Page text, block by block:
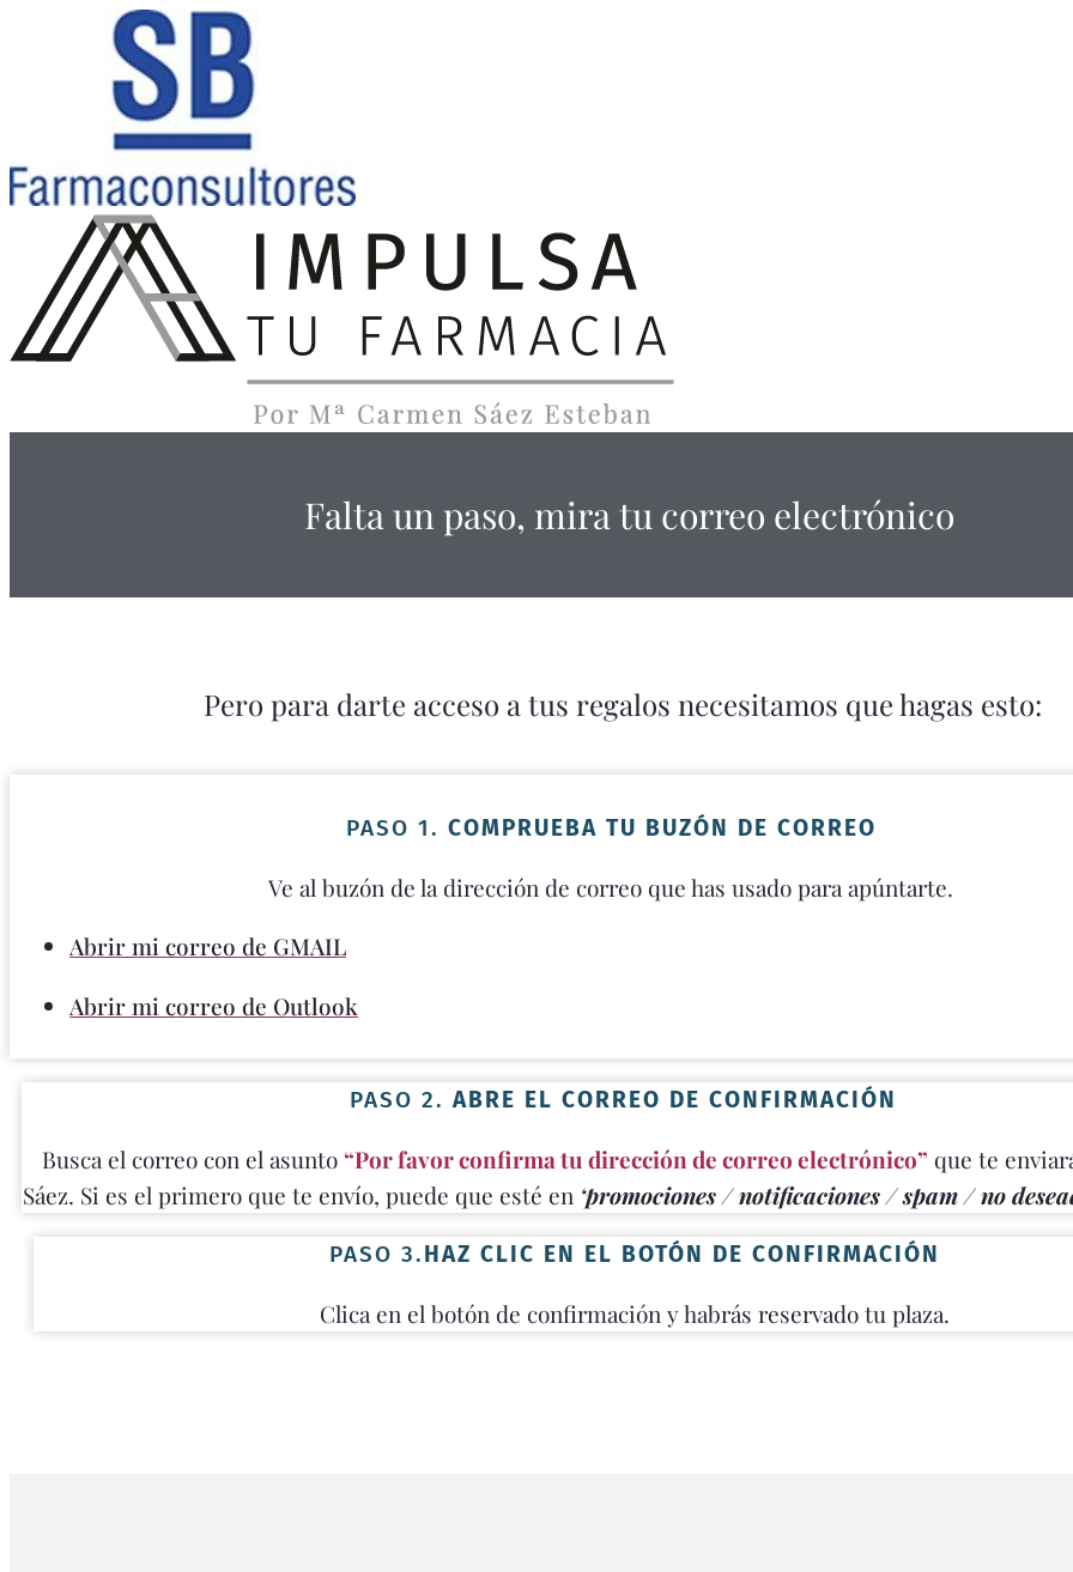
Falta un paso, mira tu correo electrónico
Pero para darte acceso a tus regalos necesitamos que hagas esto:
PASO 1. COMPRUEBA TU BUZÓN DE CORREO
Ve al buzón de la dirección de correo que has usado para apúntarte.
Abrir mi correo de GMAIL
Abrir mi correo de Outlook
PASO 2.ABRE EL CORREO DE CONFIRMACIÓN
Busca el correo con el asunto“Por favor confirma tu dirección de correo electrónico” que te
Sáez. Si es el primero que te envío, puede que esté en ‘promociones / notificaciones / spam / no
PASO 3.HAZ CLIC EN EL BOTÓN DE CONFIRMACIÓN
Clica en el botón de confirmación y habrás reservado tu plaza.